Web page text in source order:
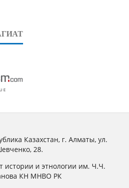
Казахстан, г. Алматы, ул.
28.
истории и этнологии им. Ч.Ч.
КН МНВО РК